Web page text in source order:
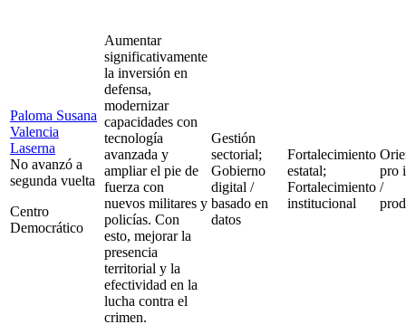
Paloma Susana
Valencia
Laserna
No avanzó a
segunda vuelta
Centro
Democrático
Aumentar
significativamente
la inversión en
defensa,
modernizar
capacidades con
tecnología
avanzada y
ampliar el pie de
fuerza con
nuevos militares y
policías. Con
esto, mejorar la
presencia
territorial y la
efectividad en la
lucha contra el
crimen.
Gestión
sectorial;
Gobierno
digital /
basado en
datos
Fortalecimiento
estatal;
Fortalecimiento
institucional
pro
/